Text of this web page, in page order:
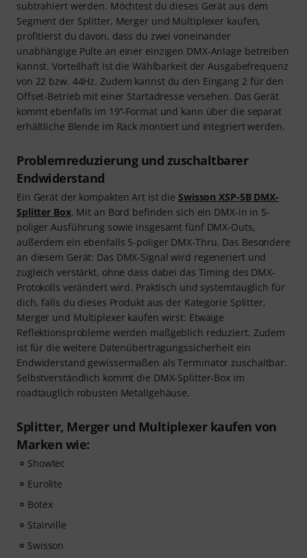
subtrahiert werden. Möchtest du dieses Gerät aus dem
Segment der Splitter, Merger und Multiplexer kaufen,
profitierst du davon, dass du zwei voneinander
unabhängige Pulte an einer einzigen DMX-Anlage betreiben
kannst. Vorteilhaft ist die Wählbarkeit der Ausgabefrequenz
von 22 bzw. 44Hz. Zudem kannst du den Eingang 2 für den
Offset-Betrieb mit einer Startadresse versehen. Das Gerät
kommt ebenfalls im 19‘‘-Format und kann über die separat
erhältliche Blende im Rack montiert und integriert werden.
Problemreduzierung und zuschaltbarer
Endwiderstand
Ein Gerät der kompakten Art ist dieSwisson XSP-5B DMX-
Splitter Box. Mit an Bord befinden sich ein DMX-in in 5-
poliger Ausführung sowie insgesamt fünf DMX-Outs,
außerdem ein ebenfalls 5-poliger DMX-Thru. Das Besondere
an diesem Gerät: Das DMX-Signal wird regeneriert und
zugleich verstärkt, ohne dass dabei das Timing des DMX-
Protokolls verändert wird. Praktisch und systemtauglich für
dich, falls du dieses Produkt aus der Kategorie Splitter,
Merger und Multiplexer kaufen wirst: Etwaige
Reflektionsprobleme werden maßgeblich reduziert. Zudem
ist für die weitere Datenübertragungssicherheit ein
Endwiderstand gewissermaßen als Terminator zuschaltbar.
Selbstverständlich kommt die DMX-Splitter-Box im
roadtauglich robusten Metallgehäuse.
Splitter, Merger und Multiplexer kaufen von
Marken wie:
Showtec
Eurolite
Botex
Stairville
Swisson